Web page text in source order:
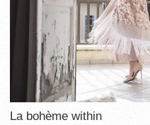
La bohème within